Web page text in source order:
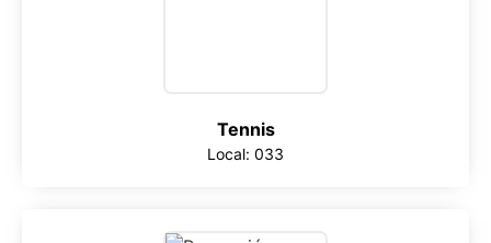
Tennis
Local: 033